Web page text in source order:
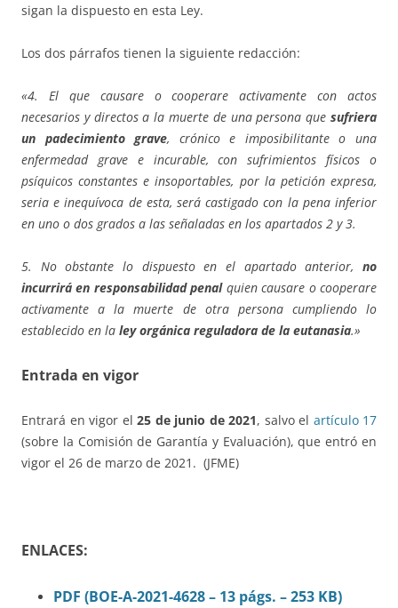
sigan la dispuesto en esta Ley.
Los dos párrafos tienen la siguiente redacción:
«4. El que causare o cooperare activamente con actos
necesarios y directos a la muerte de una persona que sufriera
un padecimiento grave, crónico e imposibilitante o una
enfermedad grave e incurable, con sufrimientos físicos o
psíquicos constantes e insoportables, por la petición expresa,
seria e inequívoca de esta, será castigado con la pena inferior
en uno o dos grados a las señaladas en los apartados 2 y 3.
5. No obstante lo dispuesto en el apartado anterior, no
incurrirá en responsabilidad penalquien causare o cooperare
activamente a la muerte de otra persona cumpliendo lo
establecido en la ley orgánica reguladora de la eutanasia.»
Entrada en vigor
Entrará en vigor el 25 de junio de 2021, salvo el artículo 17
(sobre la Comisión de Garantía y Evaluación), que entró en
vigor el 26 de marzo de 2021. (JFME)
ENLACES:
PDF (BOE-A-2021-4628 – 13 págs. – 253 KB)